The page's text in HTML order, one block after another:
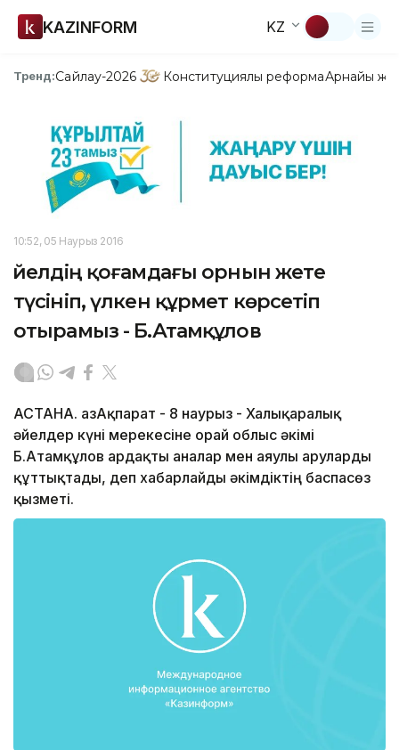
KAZINFORM KZ
Тренд:Сайлау-2026 Конституциялық реформаАрнайы
10:52, 05 Наурыз 2016
Әйелдің қоғамдағы орнын жете
түсініп, үлкен құрмет көрсетіп
отырамыз - Б.Атамқұлов
АСТАНА. ҚазАқпарат - 8 наурыз - Халықаралық
әйелдер күні мерекесіне орай облыс әкімі
Б.Атамқұлов ардақты аналар мен аяулы аруларды
құттықтады, деп хабарлайды әкімдіктің баспасөз
қызметі.